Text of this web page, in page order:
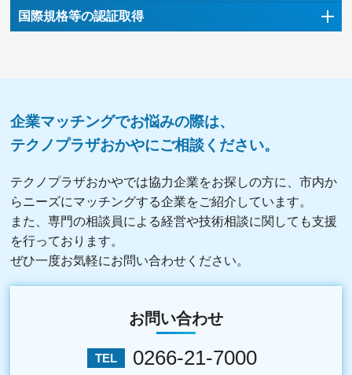
国際規格等の認証取得
企業マッチングでお悩みの際は、
テクノプラザおかやにご相談ください。
テクノプラザおかやでは協力企業をお探しの方に、市内か
らニーズにマッチングする企業をご紹介しています。
また、専門の相談員による経営や技術相談に関しても支援
を行っております。
ぜひ一度お気軽にお問い合わせください。
お問い合わせ
TEL 0266-21-7000